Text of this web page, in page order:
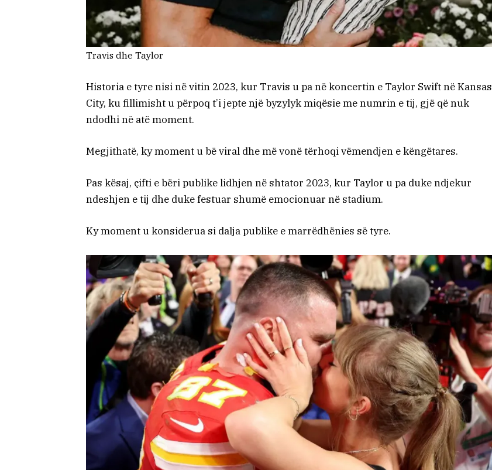
Travis dhe Taylor
Historia e tyre nisi në vitin 2023, kur Travis u pa në koncertin e Taylor Swift në Kansas
City, ku fillimisht u përpoq t’i jepte një byzylyk miqësie me numrin e tij, gjë që nuk
ndodhi në atë moment.
Megjithatë, ky moment u bë viral dhe më vonë tërhoqi vëmendjen e këngëtares.
Pas kësaj, çifti e bëri publike lidhjen në shtator 2023, kur Taylor u pa duke ndjekur
ndeshjen e tij dhe duke festuar shumë emocionuar në stadium.
Ky moment u konsiderua si dalja publike e marrëdhënies së tyre.